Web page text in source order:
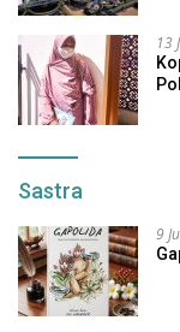
13
Sastra
9